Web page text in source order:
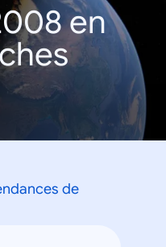
en
de